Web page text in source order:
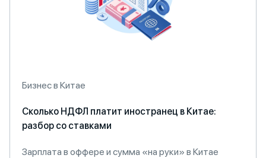
Бизнес в Китае
Сколько НДФЛ платит иностранец в Китае:
разбор со ставками
Зарплата в оффере и сумма «на руки» в Китае